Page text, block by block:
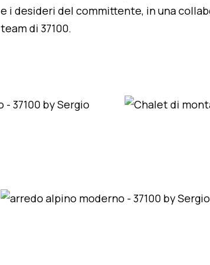
e i desideri del committente, in una
team di 37100.